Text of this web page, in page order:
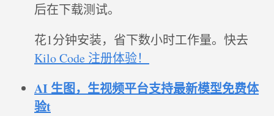
后在下载测试。
花1分钟安装，省下数小时工作量。快去
Kilo Code 注册体验！
AI 生图，生视频平台支持最新模型免费体
验t